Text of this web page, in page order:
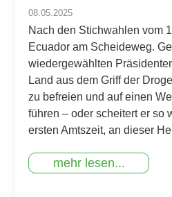
08.05.2025
Nach den Stichwahlen vom
Ecuador am Scheideweg.
wiedergewählten
Land aus dem Griff der
zu befreien und auf einen
führen – oder scheitert er so
ersten Amtszeit, an dieser
mehr lesen...